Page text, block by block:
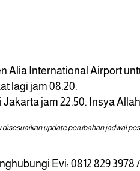
Alia International Airport
lagi jam 08.20.
Jakarta jam 22.50. Insya
update perubahan jadwal
Evi: 0812 829 3978 /